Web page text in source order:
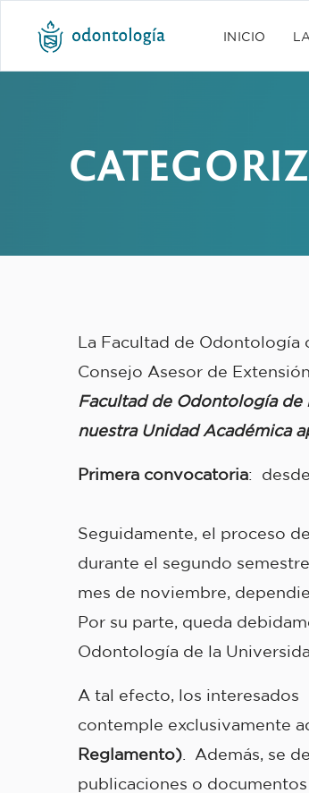
INICIO
La Facultad de Odontología
Consejo Asesor de
Facultad de Odontología de
nuestra Unidad Académica
Primera convocatoria:
Seguidamente, el proceso
durante el segundo
mes de noviembre,
Por su parte, queda
Odontología de la
A tal efecto, los
contemple exclusivamente
Reglamento) . Además, se
publicaciones o